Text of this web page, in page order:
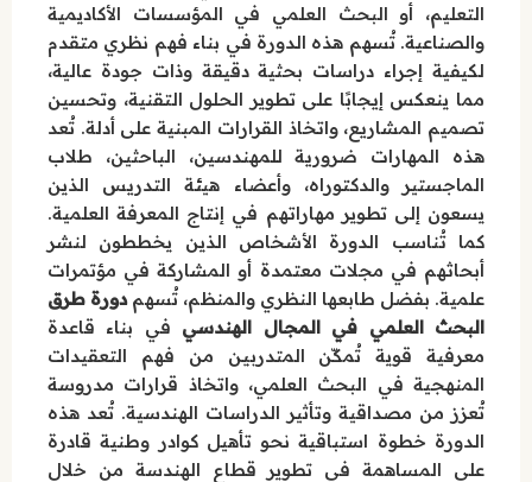
التعليم، أو البحث العلمي في المؤسسات الأكاديمية
والصناعية. تُسهم هذه الدورة في بناء فهم نظري متقدم
لكيفية إجراء دراسات بحثية دقيقة وذات جودة عالية،
مما ينعكس إيجابًا على تطوير الحلول التقنية، وتحسين
تصميم المشاريع، واتخاذ القرارات المبنية على أدلة. تُعد
هذه المهارات ضرورية للمهندسين، الباحثين، طلاب
الماجستير والدكتوراه، وأعضاء هيئة التدريس الذين
يسعون إلى تطوير مهاراتهم في إنتاج المعرفة العلمية.
كما تُناسب الدورة الأشخاص الذين يخططون لنشر
أبحاثهم في مجلات معتمدة أو المشاركة في مؤتمرات
علمية. بفضل طابعها النظري والمنظم، تُسهمدورة طرق
البحث العلمي في المجال الهندسي في بناء قاعدة
معرفية قوية تُمكّن المتدربين من فهم التعقيدات
المنهجية في البحث العلمي، واتخاذ قرارات مدروسة
تُعزز من مصداقية وتأثير الدراسات الهندسية. تُعد هذه
الدورة خطوة استباقية نحو تأهيل كوادر وطنية قادرة
على المساهمة في تطوير قطاع الهندسة من خلال